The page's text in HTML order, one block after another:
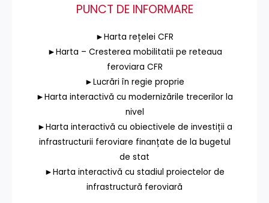
PUNCT DE INFORMARE
►Harta rețelei CFR
►Harta – Cresterea mobilitatii pe reteaua
feroviara CFR
►Lucrări în regie proprie
►Harta interactivă cu modernizările trecerilor la
nivel
►Harta interactivă cu obiectivele de investiții a
infrastructurii feroviare finanțate de la bugetul
de stat
►Harta interactivă cu stadiul proiectelor de
infrastructură feroviară